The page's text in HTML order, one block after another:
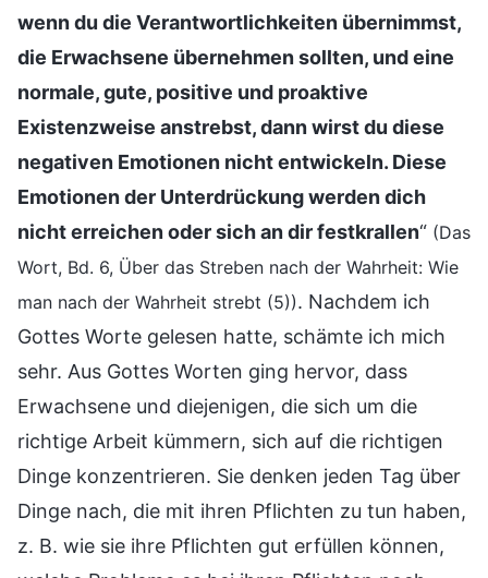
wenn du die Verantwortlichkeiten übernimmst,
die Erwachsene übernehmen sollten, und eine
normale, gute, positive und proaktive
Existenzweise anstrebst, dann wirst du diese
negativen Emotionen nicht entwickeln. Diese
Emotionen der Unterdrückung werden dich
nicht erreichen oder sich an dir festkrallen“ (Das
Wort, Bd. 6, Über das Streben nach der Wahrheit: Wie
man nach der Wahrheit strebt (5)). Nachdem ich
Gottes Worte gelesen hatte, schämte ich mich
sehr. Aus Gottes Worten ging hervor, dass
Erwachsene und diejenigen, die sich um die
richtige Arbeit kümmern, sich auf die richtigen
Dinge konzentrieren. Sie denken jeden Tag über
Dinge nach, die mit ihren Pflichten zu tun haben,
z. B. wie sie ihre Pflichten gut erfüllen können,